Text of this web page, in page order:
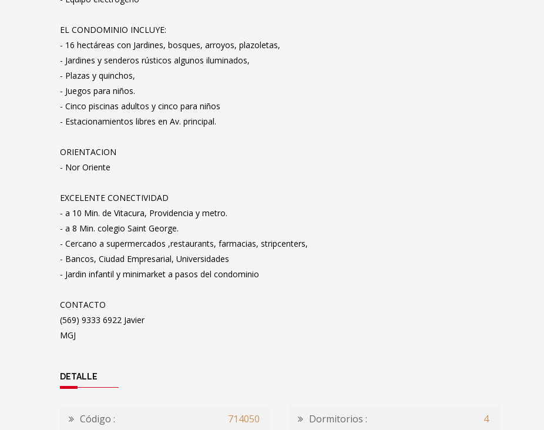
EL CONDOMINIO INCLUYE:
- 16 hectáreas con Jardines, bosques, arroyos, plazoletas,
- Jardines y senderos rústicos algunos iluminados,
- Plazas y quinchos,
- Juegos para niños.
- Cinco piscinas adultos y cinco para niños
- Estacionamientos libres en Av. principal.
ORIENTACION
- Nor Oriente
EXCELENTE CONECTIVIDAD
- a 10 Min. de Vitacura, Providencia y metro.
- a 8 Min. colegio Saint George.
- Cercano a supermercados ,restaurants, farmacias, stripcenters,
- Bancos, Ciudad Empresarial, Universidades
- Jardin infantil y minimarket a pasos del condominio
CONTACTO
(569) 9333 6922 Javier
MGJ
DETALLE
Código : 714050 Dormitorios : 4